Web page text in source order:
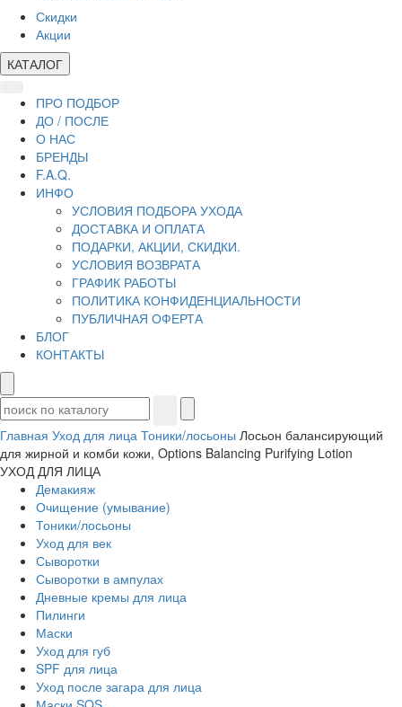
Скидки
Акции
КАТАЛОГ
ПРО ПОДБОР
ДО / ПОСЛЕ
О НАС
БРЕНДЫ
F.A.Q.
ИНФО
УСЛОВИЯ ПОДБОРА УХОДА
ДОСТАВКА И ОПЛАТА
ПОДАРКИ, АКЦИИ, СКИДКИ.
УСЛОВИЯ ВОЗВРАТА
ГРАФИК РАБОТЫ
ПОЛИТИКА КОНФИДЕНЦИАЛЬНОСТИ
ПУБЛИЧНАЯ ОФЕРТА
БЛОГ
КОНТАКТЫ
Главная Уход для лица Тоники/лосьоны Лосьон балансирующий
для жирной и комби кожи, Options Balancing Purifying Lotion
УХОД ДЛЯ ЛИЦА
Демакияж
Очищение (умывание)
Тоники/лосьоны
Уход для век
Сыворотки
Сыворотки в ампулах
Дневные кремы для лица
Пилинги
Маски
Уход для губ
SPF для лица
Уход после загара для лица